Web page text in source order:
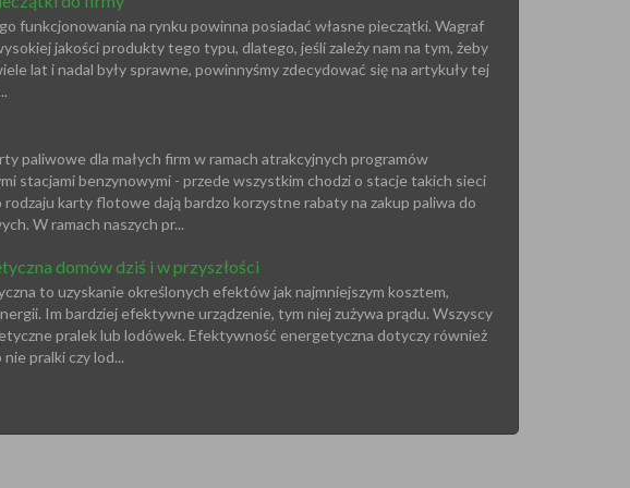
funkcjonowania na rynku powinna posiadać własne pieczątki. Wagraf
jakości produkty tego typu, dlatego, jeśli zależy nam na tym, żeby
lat i nadal były sprawne, powinnyśmy zdecydować się na artykuły tej
paliwowe dla małych firm w ramach atrakcyjnych programów
stacjami benzynowymi - przede wszystkim chodzi o stacje takich sieci
rodzaju karty flotowe dają bardzo korzystne rabaty na zakup paliwa do
W ramach naszych pr...
domów dziś i w przyszłości
to uzyskanie określonych efektów jak najmniejszym kosztem,
Im bardziej efektywne urządzenie, tym niej zużywa prądu. Wszyscy
pralek lub lodówek. Efektywność energetyczna dotyczy również
pralki czy lod...